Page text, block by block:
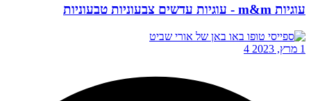
עוגיות m&m - עוגיות עדשים צבעוניות טבעוניות
1 מרץ, 2023 4